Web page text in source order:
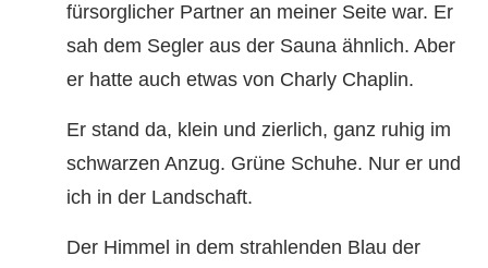
fürsorglicher Partner an meiner Seite war. Er
sah dem Segler aus der Sauna ähnlich. Aber
er hatte auch etwas von Charly Chaplin.
Er stand da, klein und zierlich, ganz ruhig im
schwarzen Anzug. Grüne Schuhe. Nur er und
ich in der Landschaft.
Der Himmel in dem strahlenden Blau der